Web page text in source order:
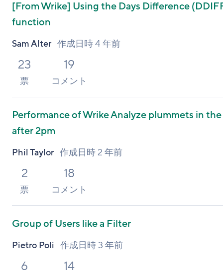
[From Wrike] Using the Days Difference
function
Sam Alter 作成日時4 年前
23
票
19
コメント
Performance of Wrike Analyze plummets in
after 2pm
Phil Taylor 作成日時2 年前
2
票
18
コメント
Group of Users like a Filter
Pietro Poli 作成日時 3 年前
6 14